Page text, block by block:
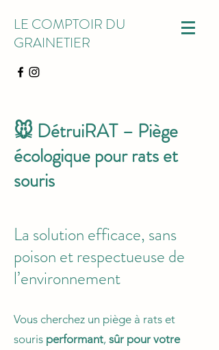
LE COMPTOIR DU
GRAINETIER
🐭 DétruiRAT – Piège
écologique pour rats et
souris
La solution efficace, sans
poison et respectueuse de
l’environnement​
Vous cherchez un piège à rats et
souris performant, sûr pour votre